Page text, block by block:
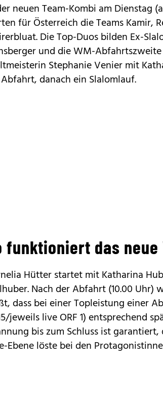
neuen Team-Kombi am Dienstag
für Österreich die Teams Kamir,
Die Top-Duos bilden Ex-
und die WM-
Stephanie Venier mit
danach ein Slalomlauf.
funktioniert das neue
Hütter startet mit Katharina
Nach der Abfahrt (10.00 Uhr)
dass bei einer Topleistung einer
jeweils live ORF 1) entsprechend
bis zum Schluss ist
Ebene löste bei den